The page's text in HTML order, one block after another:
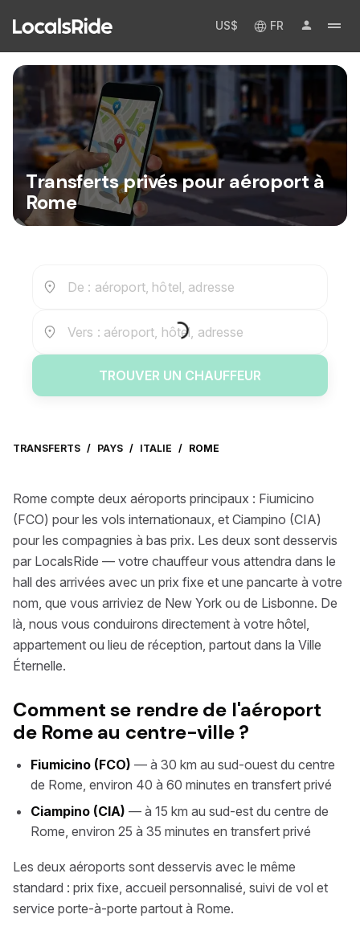
US$ FR
Transferts privés pour aéroport à
Rome
De : aéroport, hôtel, adresse
Vers : aéroport, hôtel, adresse
TROUVER UN CHAUFFEUR
TRANSFERTS / PAYS / ITALIE / ROME
Rome compte deux aéroports principaux : Fiumicino
(FCO) pour les vols internationaux, et Ciampino (CIA)
pour les compagnies à bas prix. Les deux sont desservis
par LocalsRide — votre chauffeur vous attendra dans le
hall des arrivées avec un prix fixe et une pancarte à votre
nom, que vous arriviez de New York ou de Lisbonne. De
là, nous vous conduirons directement à votre hôtel,
appartement ou lieu de réception, partout dans la Ville
Éternelle.
Comment se rendre de l'aéroport
de Rome au centre-ville ?
Fiumicino (FCO) — à 30 km au sud-ouest du centre
de Rome, environ 40 à 60 minutes en transfert privé
Ciampino (CIA) — à 15 km au sud-est du centre de
Rome, environ 25 à 35 minutes en transfert privé
Les deux aéroports sont desservis avec le même
standard : prix fixe, accueil personnalisé, suivi de vol et
service porte-à-porte partout à Rome.